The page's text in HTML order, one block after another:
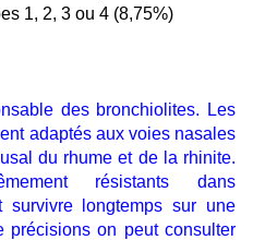
1, 2, 3 ou 4 (8,75%)
des bronchiolites. Les
adaptés aux voies nasales
du rhume et de la rhinite.
résistants dans
survivre longtemps sur une
précisions on peut consulter